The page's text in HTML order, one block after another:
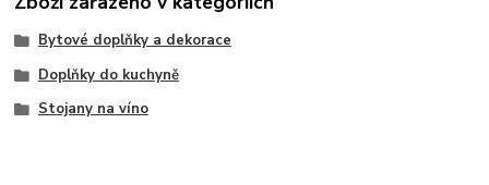
Bytové doplňky a dekorace
Doplňky do kuchyně
Stojany na víno